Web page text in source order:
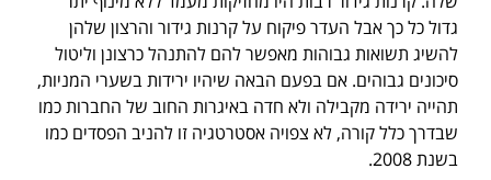
גדול כל כך אבל העדר פיקוח על קרנות גידור והרצון שלהן
להשיג תשואות גבוהות מאפשר להם להתנהל כרצונן וליטול
סיכונים גבוהים. אם בפעם הבאה שיהיו ירידות בשערי המניות,
תהייה ירידה מקבילה ולא חדה באיגרות החוב של החברות כמו
שבדרך כלל קורה, לא צפויה אסטרטגיה זו להניב הפסדים כמו
בשנת 2008.